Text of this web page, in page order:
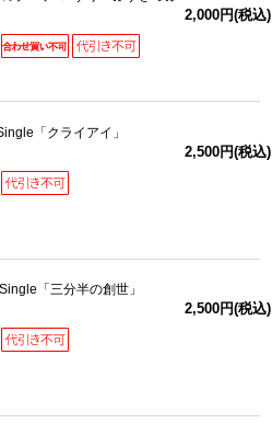
イドル同好会
2,000円(税込)
「クライアイ」
2,500円(税込)
「三分半の創世」
2,500円(税込)